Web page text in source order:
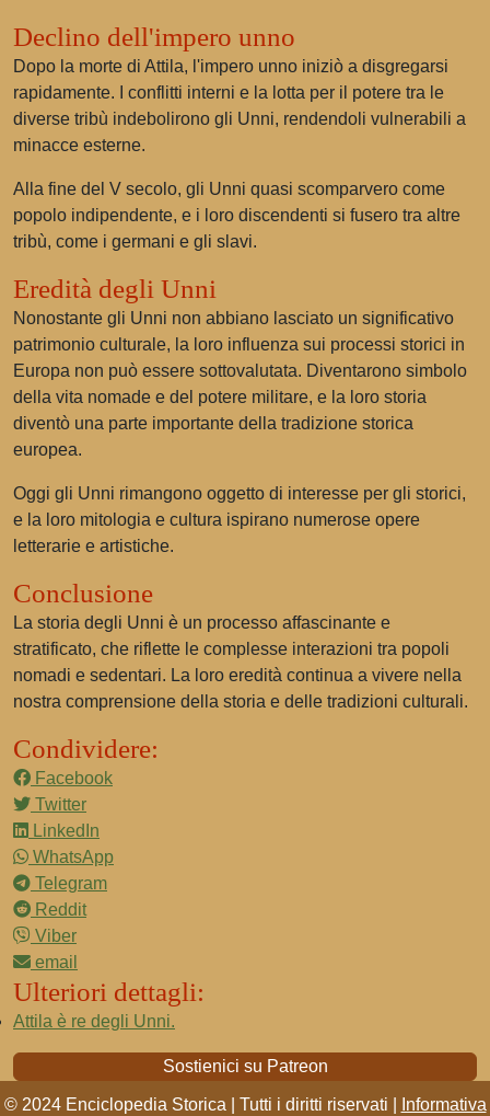
Declino dell'impero unno
Dopo la morte di Attila, l'impero unno iniziò a disgregarsi
rapidamente. I conflitti interni e la lotta per il potere tra le
diverse tribù indebolirono gli Unni, rendendoli vulnerabili a
minacce esterne.
Alla fine del V secolo, gli Unni quasi scomparvero come
popolo indipendente, e i loro discendenti si fusero tra altre
tribù, come i germani e gli slavi.
Eredità degli Unni
Nonostante gli Unni non abbiano lasciato un significativo
patrimonio culturale, la loro influenza sui processi storici in
Europa non può essere sottovalutata. Diventarono simbolo
della vita nomade e del potere militare, e la loro storia
diventò una parte importante della tradizione storica
europea.
Oggi gli Unni rimangono oggetto di interesse per gli storici,
e la loro mitologia e cultura ispirano numerose opere
letterarie e artistiche.
Conclusione
La storia degli Unni è un processo affascinante e
stratificato, che riflette le complesse interazioni tra popoli
nomadi e sedentari. La loro eredità continua a vivere nella
nostra comprensione della storia e delle tradizioni culturali.
Condividere:
Facebook
Twitter
LinkedIn
WhatsApp
Telegram
Reddit
Viber
email
Ulteriori dettagli:
Attila è re degli Unni.
Sostienici su Patreon
© 2024 Enciclopedia Storica | Tutti i diritti riservati | Informativa